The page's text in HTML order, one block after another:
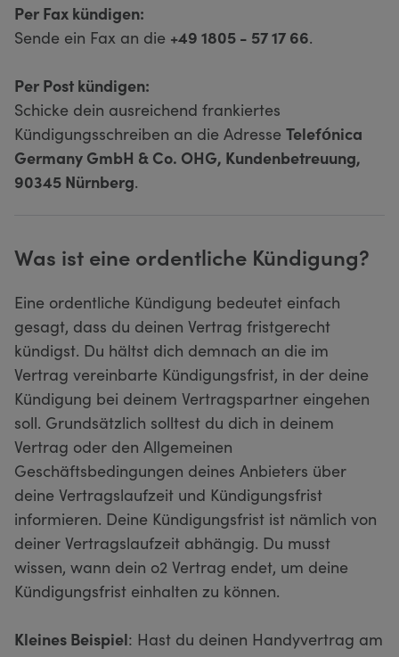
Per Fax kündigen:
Sende ein Fax an die +49 1805 - 57 17 66.
Per Post kündigen:
Schicke dein ausreichend frankiertes
Kündigungsschreiben an die Adresse Telefónica
Germany GmbH & Co. OHG, Kundenbetreuung,
90345 Nürnberg.
Was ist eine ordentliche Kündigung?
Eine ordentliche Kündigung bedeutet einfach
gesagt, dass du deinen Vertrag fristgerecht
kündigst. Du hältst dich demnach an die im
Vertrag vereinbarte Kündigungsfrist, in der deine
Kündigung bei deinem Vertragspartner eingehen
soll. Grundsätzlich solltest du dich in deinem
Vertrag oder den Allgemeinen
Geschäftsbedingungen deines Anbieters über
deine Vertragslaufzeit und Kündigungsfrist
informieren. Deine Kündigungsfrist ist nämlich von
deiner Vertragslaufzeit abhängig. Du musst
wissen, wann dein o2 Vertrag endet, um deine
Kündigungsfrist einhalten zu können.
Kleines Beispiel: Hast du deinen Handyvertrag am